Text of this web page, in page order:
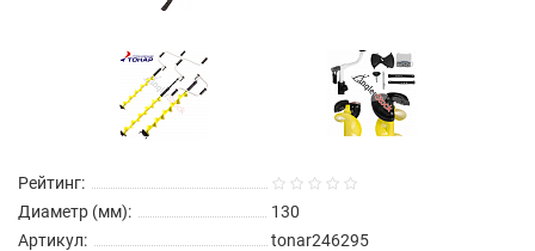
Рейтинг:
Диаметр (мм):
130
Артикул:
tonar246295